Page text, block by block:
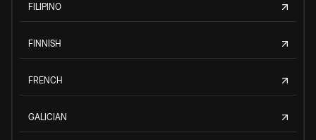
FILIPINO
FINNISH
FRENCH
GALICIAN